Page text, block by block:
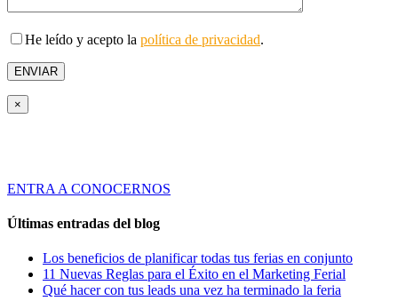
He leído y acepto la política de privacidad.
×
ENTRA A CONOCERNOS
Últimas entradas del blog
Los beneficios de planificar todas tus ferias en conjunto
11 Nuevas Reglas para el Éxito en el Marketing Ferial
Qué hacer con tus leads una vez ha terminado la feria